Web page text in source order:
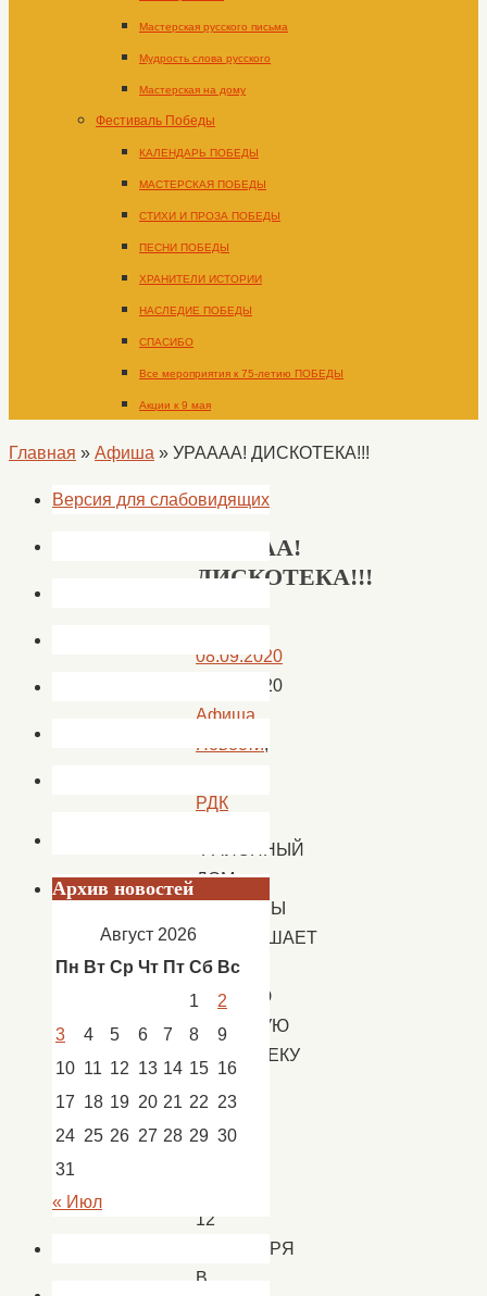
Мастерская русского письма
Мудрость слова русского
Мастерская на дому
Фестиваль Победы
КАЛЕНДАРЬ ПОБЕДЫ
МАСТЕРСКАЯ ПОБЕДЫ
СТИХИ И ПРОЗА ПОБЕДЫ
ПЕСНИ ПОБЕДЫ
ХРАНИТЕЛИ ИСТОРИИ
НАСЛЕДИЕ ПОБЕДЫ
СПАСИБО
Все мероприятия к 75-летию ПОБЕДЫ
Акции к 9 мая
Главная » Афиша » УРАААА! ДИСКОТЕКА!!!
УРАААА!
ДИСКОТЕКА!!!
08.09.2020
08.09.2020
Афиша
Новости,
РДК
РАЙОННЫЙ
ДОМ
КУЛЬТУРЫ
ПРИГЛАШАЕТ
НА
ПЕРВУЮ
БОЛЬШУЮ
ДИСКОТЕКУ
ОСЕНИ!
12
СЕНТЯБРЯ
В
Версия для слабовидящих
Архив новостей
Август 2026
Пн Вт Ср Чт Пт Сб Вс
1
2
3
4 5 6 7 8
9
10 11 12 13 14 15 16
17 18 19 20 21 22 23
24 25 26 27 28 29 30
31
« Июл